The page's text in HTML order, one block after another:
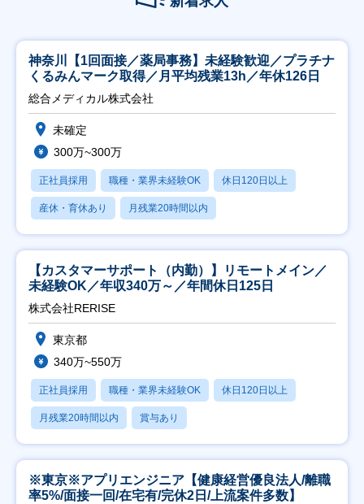
神奈川【1回面接／薬局事務】未経験歓迎／プラチナ
くるみんマーク取得／月平均残業13h／年休126日
総合メディカル株式会社
未確定
300万~300万
正社員採用 職種・業界未経験OK 休日120日以上
産休・育休あり 月残業20時間以内
【カスタマーサポート（内勤）】リモートメイン／
未経験OK／年収340万～／年間休日125日
株式会社RERISE
東京都
340万~550万
正社員採用 職種・業界未経験OK 休日120日以上
月残業20時間以内 賞与あり
※東京※アプリエンジニア【健康経営優良法人/離職
率5%/面接一回/在宅有/完休2日/上流案件多数】